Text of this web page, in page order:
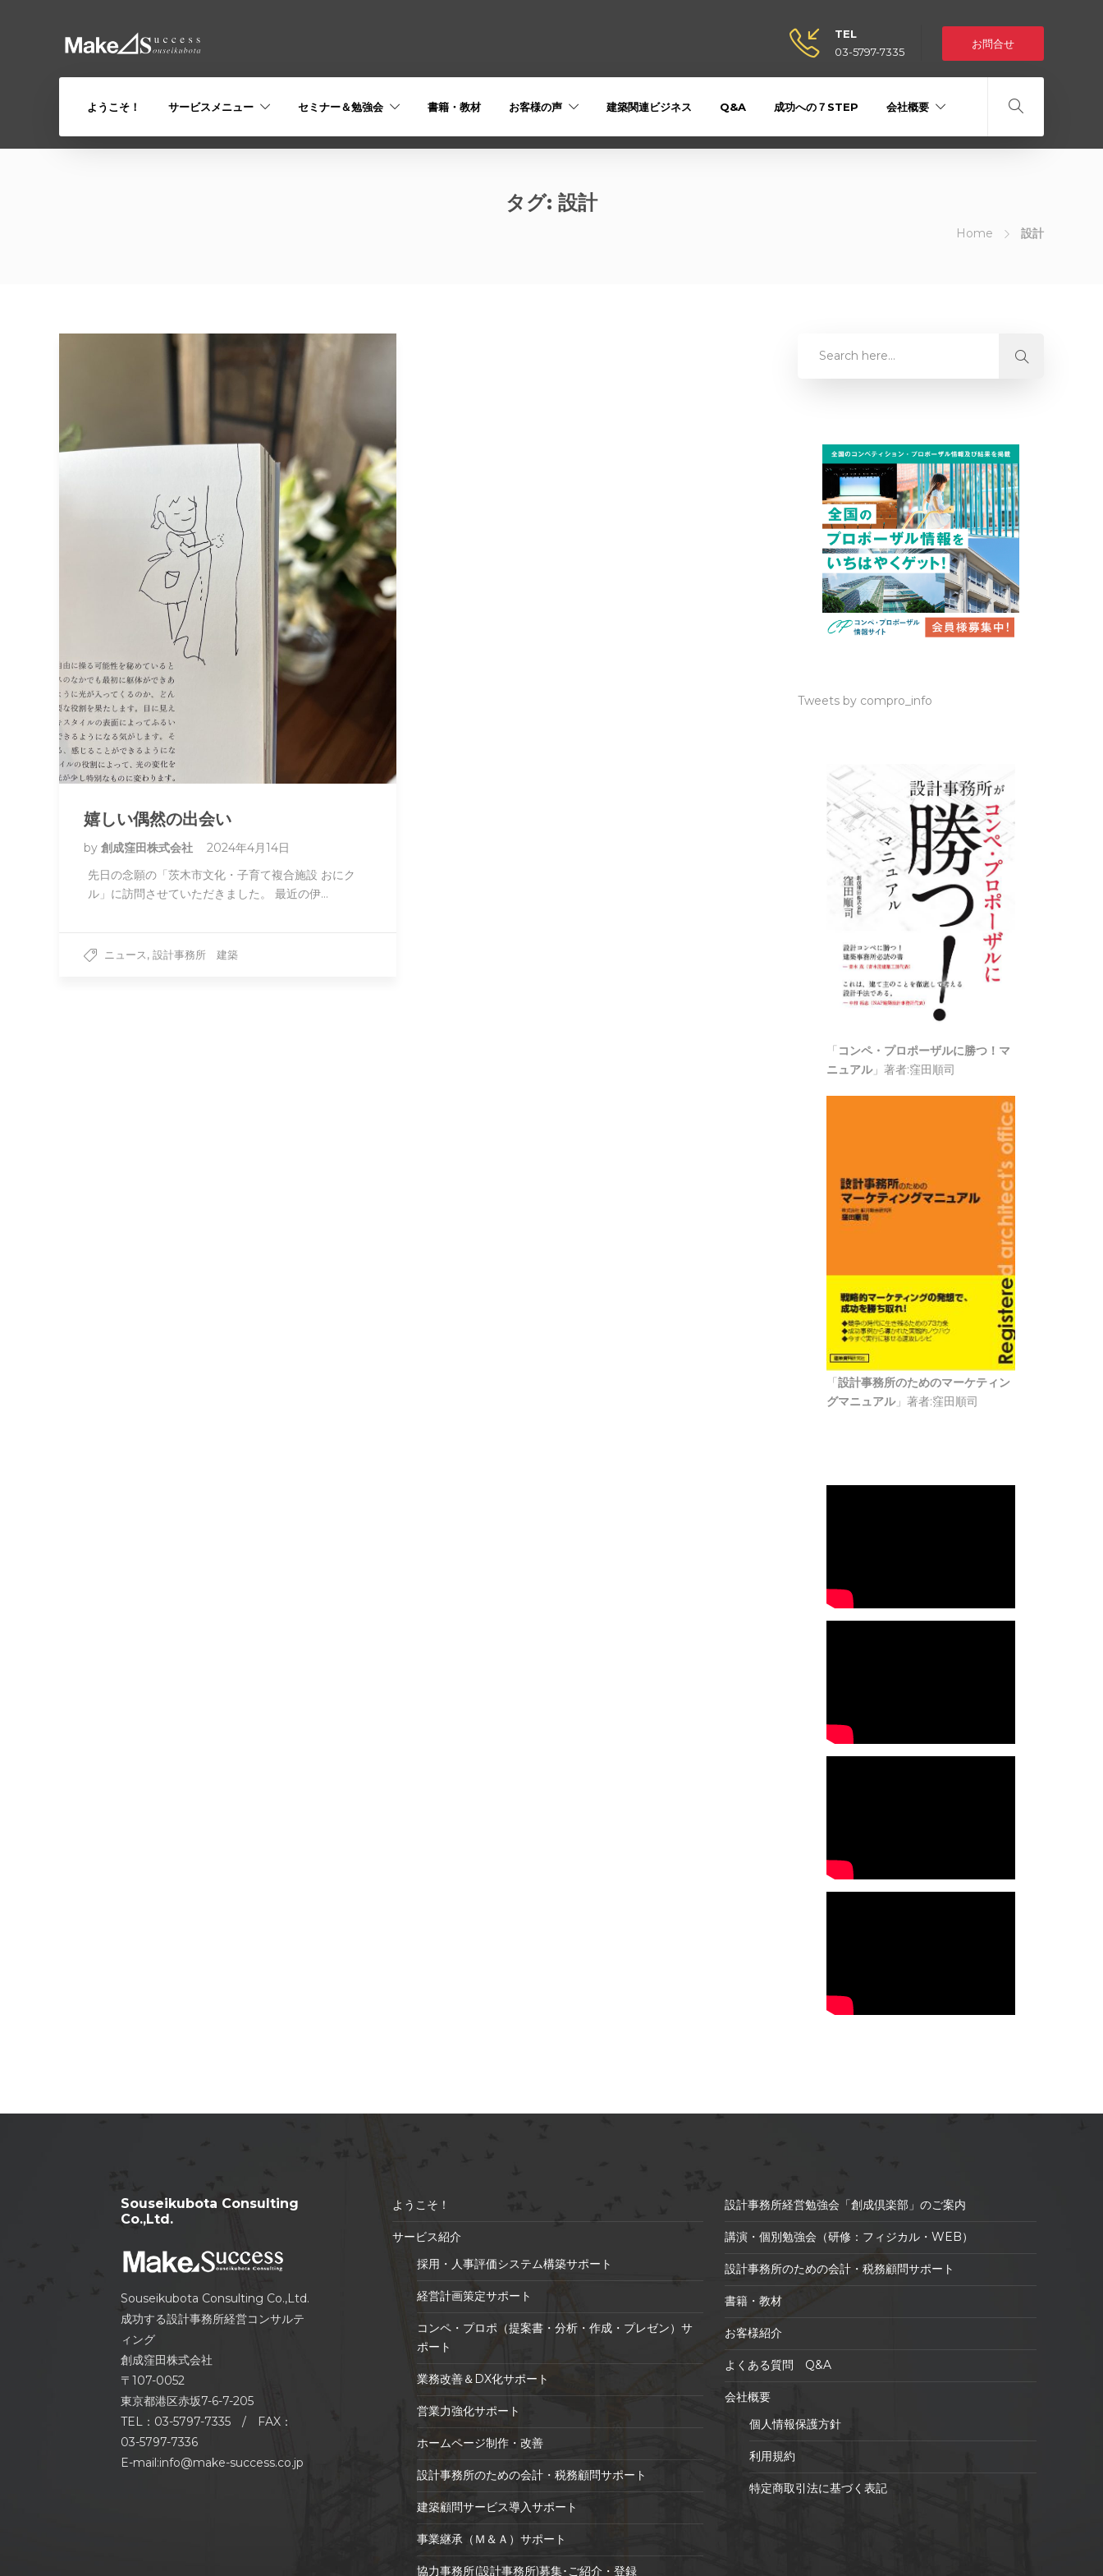
TEL
03-5797-7335
お問合せ
ようこそ！ サービスメニュー セミナー＆勉強会 書籍・教材 お客様の声 建築関連ビジネス Q&A 成功への７STEP 会社概要
タグ: 設計
Home 設計
嬉しい偶然の出会い
by 創成窪田株式会社
2024年4月14日
先日の念願の「茨木市文化・子育て複合施設 おにク
ル」に訪問させていただきました。 最近の伊…
ニュース, 設計事務所 建築
Tweets by compro_info
「コンペ・プロポーザルに勝つ！マ
ニュアル」著者:窪田順司
「 設計事務所のためのマーケティン
グマニュアル」著者:窪田順司
Souseikubota Consulting
Co.,Ltd.
Souseikubota Consulting Co.,Ltd.
成功する設計事務所経営コンサルテ
ィング
創成窪田株式会社
〒107-0052
東京都港区赤坂7-6-7-205
TEL：03-5797-7335 / FAX：
03-5797-7336
E-mail:info@make-success.co.jp
ようこそ！
サービス紹介
採用・人事評価システム構築サポート
経営計画策定サポート
コンペ・プロポ（提案書・分析・作成・プレゼン）サ
ポート
業務改善＆DX化サポート
営業力強化サポート
ホームページ制作・改善
設計事務所のための会計・税務顧問サポート
建築顧問サービス導入サポート
事業継承（Ｍ＆Ａ）サポート
協力事務所(設計事務所)募集･ご紹介・登録
設計事務所経営勉強会「創成倶楽部」のご案内
講演・個別勉強会（研修：フィジカル・WEB）
設計事務所のための会計・税務顧問サポート
書籍・教材
お客様紹介
よくある質問 Q&A
会社概要
個人情報保護方針
利用規約
特定商取引法に基づく表記